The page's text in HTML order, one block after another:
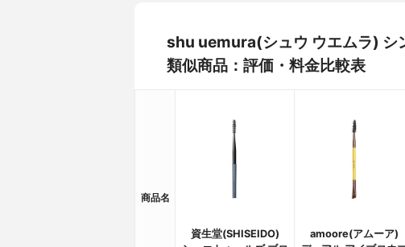
shu uemura(シュウ ウエムラ) シ
類似商品：評価・料金比較表
商品名
資生堂(SHISEIDO)
amoore(アムーア)